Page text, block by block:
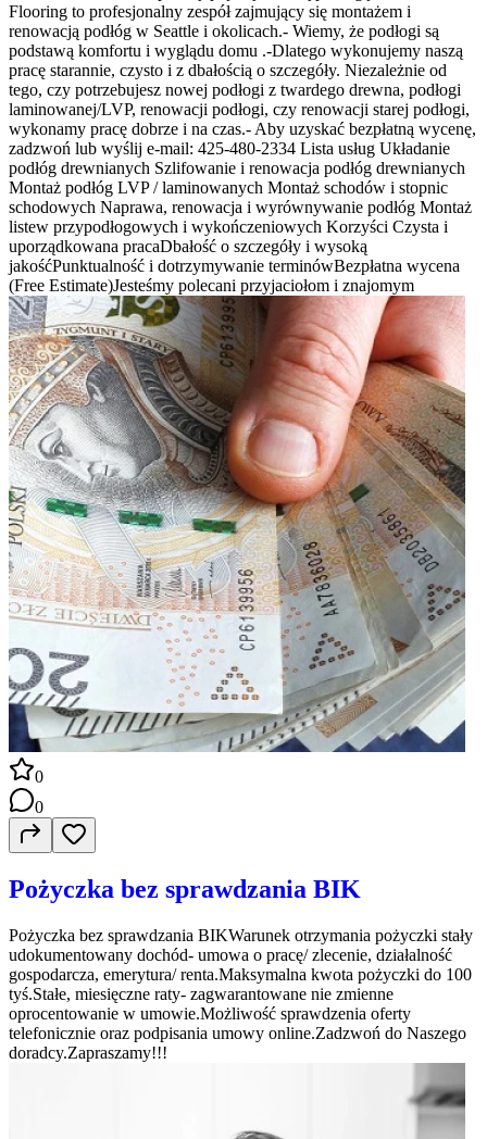
Flooring to profesjonalny zespół zajmujący się montażem i
renowacją podłóg w Seattle i okolicach.- Wiemy, że podłogi są
podstawą komfortu i wyglądu domu .-Dlatego wykonujemy naszą
pracę starannie, czysto i z dbałością o szczegóły. Niezależnie od
tego, czy potrzebujesz nowej podłogi z twardego drewna, podłogi
laminowanej/LVP, renowacji podłogi, czy renowacji starej podłogi,
wykonamy pracę dobrze i na czas.- Aby uzyskać bezpłatną wycenę,
zadzwoń lub wyślij e-mail: 425-480-2334 Lista usług Układanie
podłóg drewnianych Szlifowanie i renowacja podłóg drewnianych
Montaż podłóg LVP / laminowanych Montaż schodów i stopnic
schodowych Naprawa, renowacja i wyrównywanie podłóg Montaż
listew przypodłogowych i wykończeniowych Korzyści Czysta i
uporządkowana pracaDbałość o szczegóły i wysoką
jakośćPunktualność i dotrzymywanie terminówBezpłatna wycena
(Free Estimate)Jesteśmy polecani przyjaciołom i znajomym
0
0
Pożyczka bez sprawdzania BIK
Pożyczka bez sprawdzania BIKWarunek otrzymania pożyczki stały
udokumentowany dochód- umowa o pracę/ zlecenie, działalność
gospodarcza, emerytura/ renta.Maksymalna kwota pożyczki do 100
tyś.Stałe, miesięczne raty- zagwarantowane nie zmienne
oprocentowanie w umowie.Możliwość sprawdzenia oferty
telefonicznie oraz podpisania umowy online.Zadzwoń do Naszego
doradcy.Zapraszamy!!!